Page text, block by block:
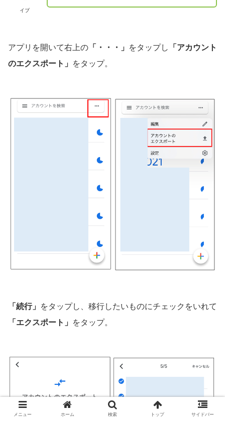
イブ
アプリを開いて右上の 「・・・」 をタップし
「アカウント
のエクスポート」
をタップ。
「続行」
をタップし、移行したいものにチェックをいれて
「エクスポート」
をタップ。
メニュー ホーム 検索 トップ サイドバー